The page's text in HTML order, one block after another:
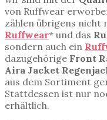
von Ruffwear
zählen übrigens nicht
Ruffwear* und das
sondern auch ein
dazugehörige Front
Aira Jacket
aus dem Sortiment
Stattdessen ist nur
erhältlich.